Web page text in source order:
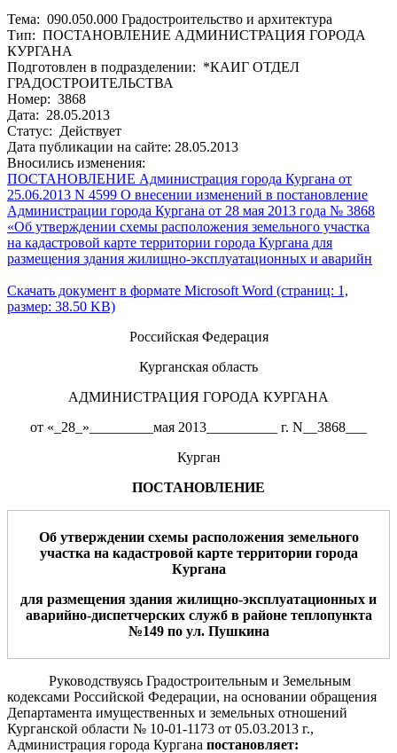
Тема: 090.050.000 Градостроительство и архитектура
Тип: ПОСТАНОВЛЕНИЕ АДМИНИСТРАЦИЯ ГОРОДА
КУРГАНА
Подготовлен в подразделении: *КАИГ ОТДЕЛ
ГРАДОСТРОИТЕЛЬСТВА
Номер: 3868
Дата: 28.05.2013
Статус: Действует
Дата публикации на сайте: 28.05.2013
Вносились изменения:
ПОСТАНОВЛЕНИЕ Администрация города Кургана от
25.06.2013 N 4599 О внесении изменений в постановление
Администрации города Кургана от 28 мая 2013 года № 3868
«Об утверждении схемы расположения земельного участка
на кадастровой карте территории города Кургана для
размещения здания жилищно-эксплуатационных и аварийн
Скачать документ в формате Microsoft Word (страниц: 1,
размер: 38.50 KB)
Российская Федерация
Курганская область
АДМИНИСТРАЦИЯ ГОРОДА КУРГАНА
от «_28_»_________мая 2013__________ г. N__3868___
Курган
ПОСТАНОВЛЕНИЕ
Об утверждении схемы расположения земельного
участка на кадастровой карте территории города
Кургана
для размещения здания жилищно-эксплуатационных и
аварийно-диспетчерских служб в районе теплопункта
№149по ул. Пушкина
Руководствуясь Градостроительным и Земельным
кодексами Российской Федерации, на основании обращения
Департамента имущественных и земельных отношений
Курганской области № 10-01-1173 от 05.03.2013 г.,
Администрация города Кургана постановляет: